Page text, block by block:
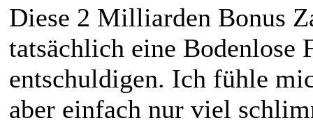
Diese 2 Milliarden Bonus
tatsächlich eine Bodenlose
entschuldigen. Ich fühle
aber einfach nur viel